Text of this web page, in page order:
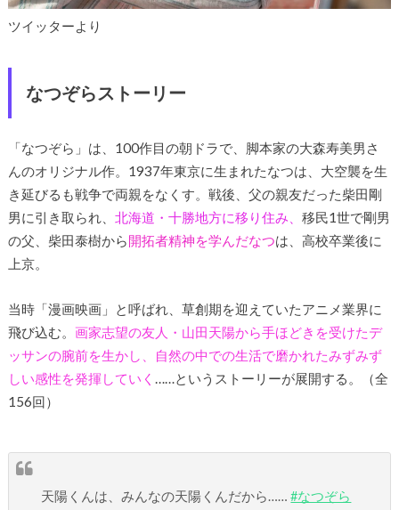
ツイッターより
なつぞらストーリー
「なつぞら」は、100作目の朝ドラで、脚本家の大森寿美男さ
んのオリジナル作。1937年東京に生まれたなつは、大空襲を生
き延びるも戦争で両親をなくす。戦後、父の親友だった柴田剛
男に引き取られ、 北海道・十勝地方に移り住み、 移民1世で剛男
の父、柴田泰樹から開拓者精神を学んだなつは、高校卒業後に
上京。
当時「漫画映画」と呼ばれ、草創期を迎えていたアニメ業界に
飛び込む。 画家志望の友人・山田天陽から手ほどきを受けたデ
ッサンの腕前を生かし、自然の中での生活で磨かれたみずみず
しい感性を発揮していく ……というストーリーが展開する。（全
156回）
天陽くんは、みんなの天陽くんだから……#なつぞら